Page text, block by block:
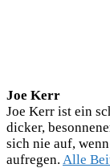
Joe Kerr
Joe Kerr ist ein
dicker,
sich nie auf,
aufregen. Alle